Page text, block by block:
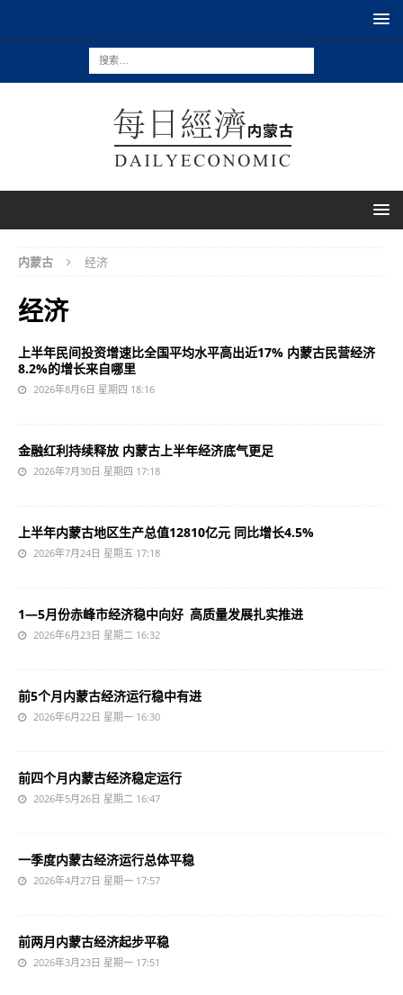
内蒙古 经济
经济
上半年民间投资增速比全国平均水平高出近17% 内蒙古民营经济
8.2%的增长来自哪里
2026年8月6日 星期四 18:16
金融红利持续释放 内蒙古上半年经济底气更足
2026年7月30日 星期四 17:18
上半年内蒙古地区生产总值12810亿元 同比增长4.5%
2026年7月24日 星期五 17:18
1—5月份赤峰市经济稳中向好 高质量发展扎实推进
2026年6月23日 星期二 16:32
前5个月内蒙古经济运行稳中有进
2026年6月22日 星期一 16:30
前四个月内蒙古经济稳定运行
2026年5月26日 星期二 16:47
一季度内蒙古经济运行总体平稳
2026年4月27日 星期一 17:57
前两月内蒙古经济起步平稳
2026年3月23日 星期一 17:51